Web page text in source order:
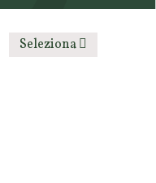
Seleziona